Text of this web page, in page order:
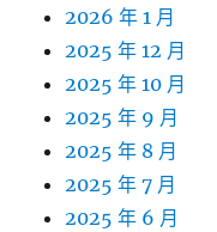
2026 年 1 月
2025 年 12 月
2025 年 10 月
2025 年 9 月
2025 年 8 月
2025 年 7 月
2025 年 6 月